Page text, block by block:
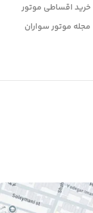
خرید اقساطی موتور
مجله موتور سواران